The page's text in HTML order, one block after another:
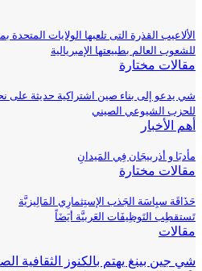
الألاعيب القذرة التى تلعبها الولايات
للشعوب العالم بطبيعتها الإمبريالية
مقالات مختارة
شي يدعو إلى بناء صين اشتراكية حديثة على
للحزب الشيوعي الصيني
أهم الأخبار
مأدبَا و أذربيجَان فِي المَيدانِ
مقالات مختارة
حَذَاقَة سيِاسَة الجَذب الإستِثمارِي المَالِيزيَّة
تَستقطِب التَوظِيفَات العَربيَّة أيَضَاً
مقالات
شي جين بينغ يهتم بالكنوز الثقافية